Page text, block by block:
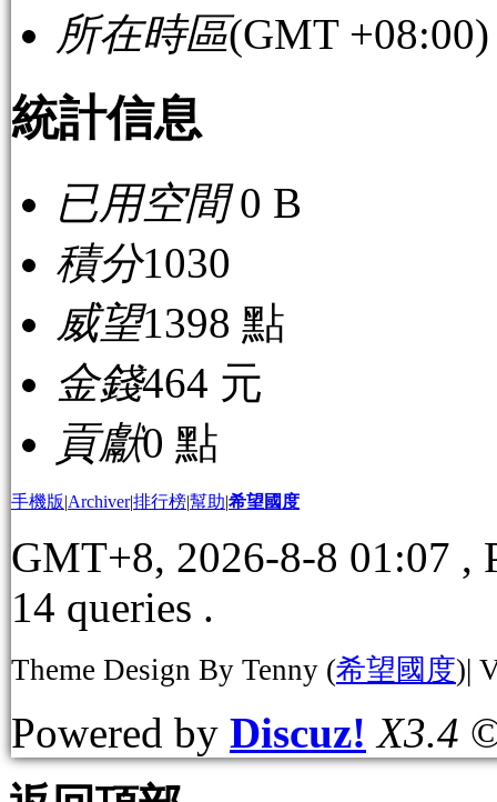
所在時區(GMT
統計信息
已用空間0 B
積分1030
威望1398 點
金錢464 元
貢獻0 點
手機版|Archiver|排行榜|幫助|希望國度
GMT+8, 2026-8-8 01:07 ,
14 queries .
Theme Design By Tenny (希望國度)|
Powered by Discuz! X3.4